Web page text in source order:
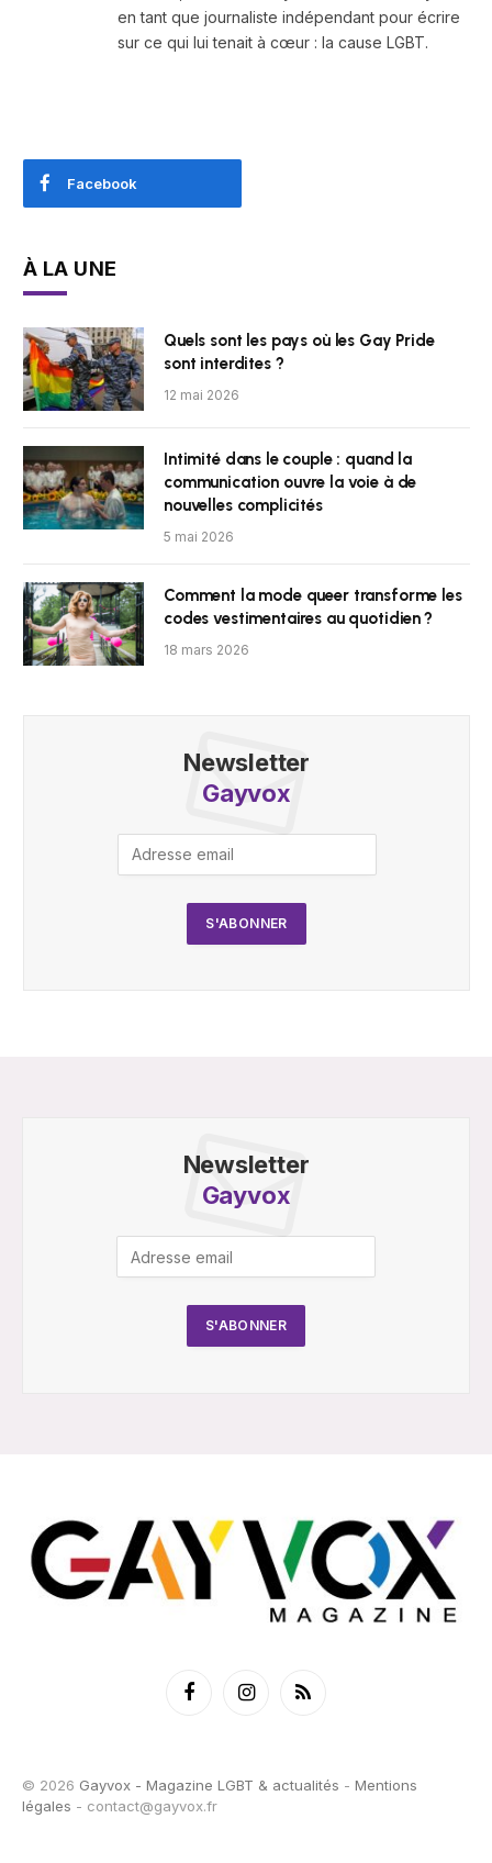
en tant que journaliste indépendant pour écrire
sur ce qui lui tenait à cœur : la cause LGBT.
Facebook
À LA UNE
Quels sont les pays où les Gay Pride
sont interdites ?
12 mai 2026
Intimité dans le couple : quand la
communication ouvre la voie à de
nouvelles complicités
5 mai 2026
Comment la mode queer transforme les
codes vestimentaires au quotidien ?
18 mars 2026
Newsletter
Gayvox
Newsletter
Gayvox
FacebookInstagramRSS
© 2026 Gayvox - Magazine LGBT & actualités - Mentions
légales - contact@gayvox.fr